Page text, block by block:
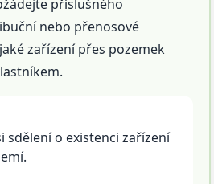
příslušného
nebo přenosové
zařízení přes pozemek
sdělení o existenci zařízení